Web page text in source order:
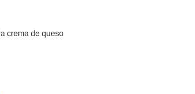
crema de queso